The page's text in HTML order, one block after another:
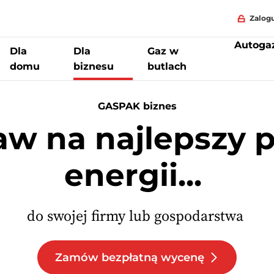
Dla
domu
Dla
biznesu
Gaz w
butlach
GASPAK biznes
na najlepszy
energii...
do swojej firmy lub gospodarstwa
Zamów bezpłatną wycenę